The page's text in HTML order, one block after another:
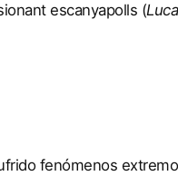
escanyapolls (
fenómenos